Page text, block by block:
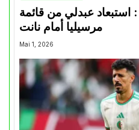
استبعاد عبدلي من قائمة
مرسيليا أمام نانت
Mai 1, 2026